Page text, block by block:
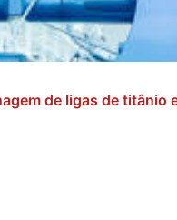
de ligas de titânio